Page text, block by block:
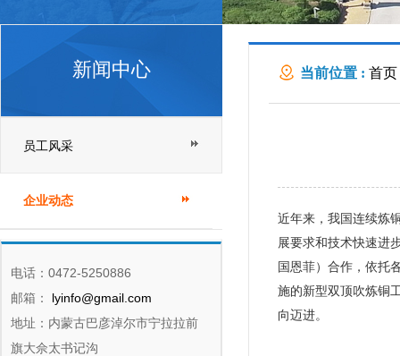
新闻中心
员工风采
企业动态
电话：0472-5250886
邮箱：
lyinfo@gmail.com
地址：内蒙古巴彦淖尔市宁拉拉前
旗大佘太书记沟
当前位置 : 首页
近年来，我国连续炼
展要求和技术快速进
国恩菲）合作，依托
施的新型双顶吹炼铜
向迈进。